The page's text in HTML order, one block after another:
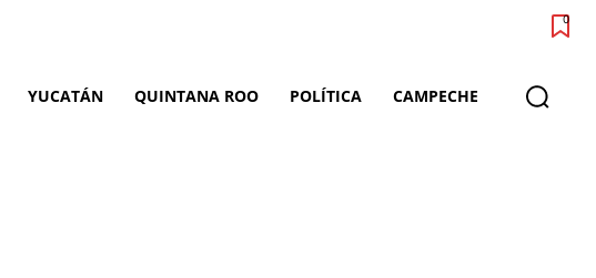
0
YUCATÁN QUINTANA ROO POLÍTICA CAMPECHE